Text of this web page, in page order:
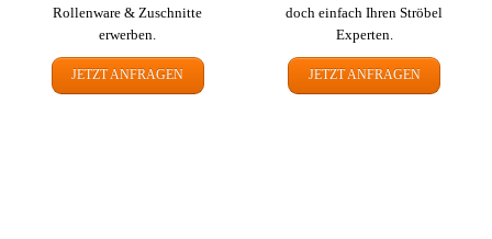
Rollenware & Zuschnitte
erwerben.
JETZT ANFRAGEN
doch einfach Ihren Ströbel
Experten.
JETZT ANFRAGEN